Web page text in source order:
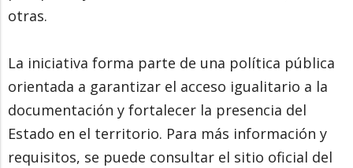
otras.
La iniciativa forma parte de una política pública
orientada a garantizar el acceso igualitario a la
documentación y fortalecer la presencia del
Estado en el territorio. Para más información y
requisitos, se puede consultar el sitio oficial del